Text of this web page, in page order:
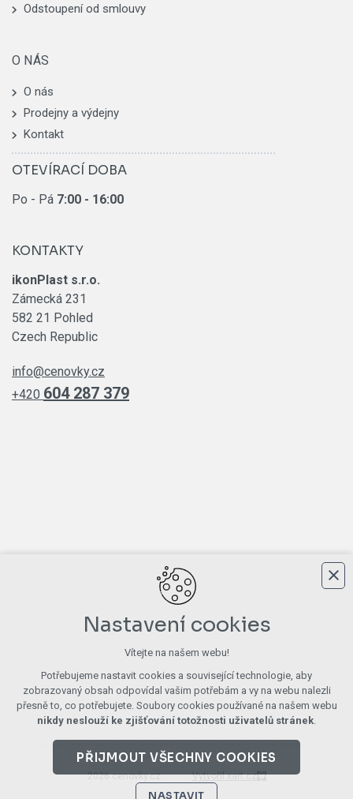
Odstoupení od smlouvy
O NÁS
O nás
Prodejny a výdejny
Kontakt
OTEVÍRACÍ DOBA
Po - Pá 7:00 - 16:00
KONTAKTY
ikonPlast s.r.o.
Zámecká 231
582 21 Pohled
Czech Republic
info@cenovky.cz
+420 604 287 379
2026 cenovky.cz Vytvořil xart.cz
Nastavení cookies
Vítejte na našem webu!
Potřebujeme nastavit cookies a související technologie, aby
zobrazovaný obsah odpovídal vašim potřebám a vy na webu nalezli
přesně to, co potřebujete. Soubory cookies používané na našem webu
nikdy neslouží ke zjišťování totožnosti uživatelů stránek.
PŘIJMOUT VŠECHNY COOKIES
NASTAVIT